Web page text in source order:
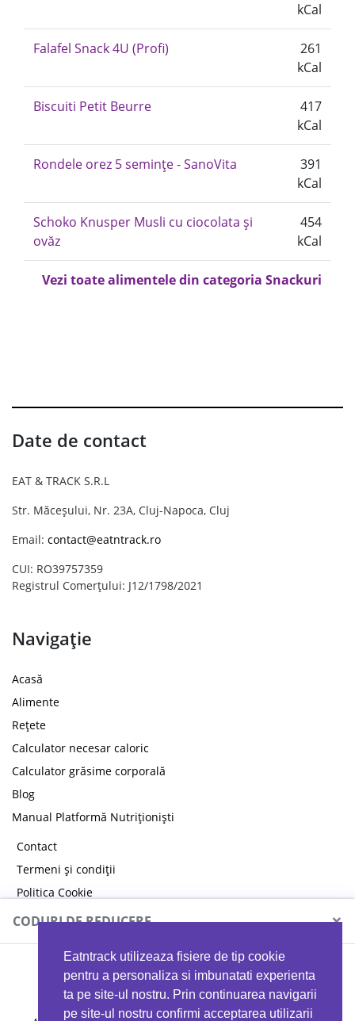
Eatntrack utilizeaza fisiere de tip cookie
pentru a personaliza si imbunatati experienta
ta pe site-ul nostru. Prin continuarea navigarii
pe site-ul nostru confirmi acceptarea utilizarii
kCal
Falafel Snack 4U (Profi)
261
kCal
Biscuiti Petit Beurre
417
kCal
Rondele orez 5 semințe - SanoVita
391
kCal
Schoko Knusper Musli cu ciocolata și
ovăz
454
kCal
Vezi toate alimentele din categoria Snackuri
Date de contact
EAT & TRACK S.R.L
Str. Măceșului, Nr. 23A, Cluj-Napoca, Cluj
Email: contact@eatntrack.ro
CUI: RO39757359
Registrul Comerțului: J12/1798/2021
Navigație
Acasă
Alimente
Rețete
Calculator necesar caloric
Calculator grăsime corporală
Blog
Manual Platformă Nutriționiști
Contact
Termeni și condiții
Politica Cookie
Politica de confidențialitate
CODURI DE REDUCERE ×
MYPROTEIN